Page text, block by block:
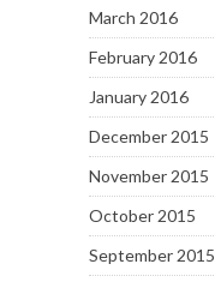
March 2016
February 2016
January 2016
December 2015
November 2015
October 2015
September 2015